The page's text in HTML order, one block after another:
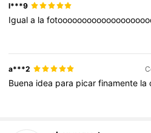
l***9
Iguala la
a***2
Buena idea para picarfinamente la